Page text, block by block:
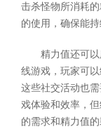
击杀怪物所消耗
的使用，确保能持
精力值还可
线游戏，玩家可
这些社交活动也
戏体验和效率，
的需求和精力值